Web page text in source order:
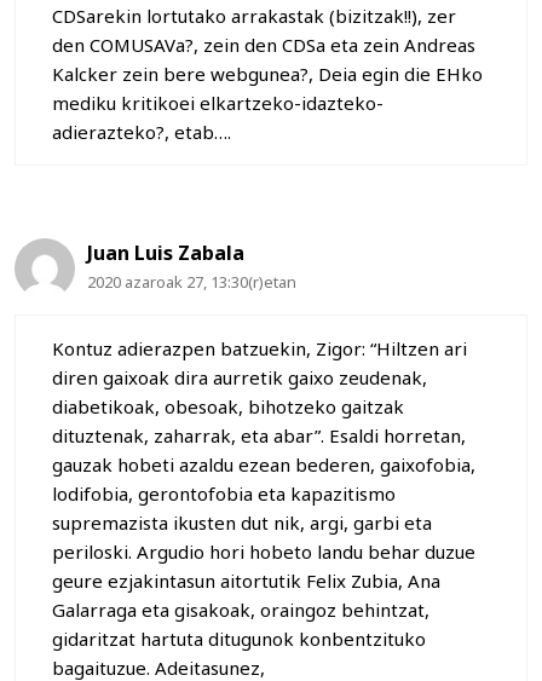
CDSarekin lortutako arrakastak (bizitzak!!), zer
den COMUSAVa?, zein den CDSa eta zein Andreas
Kalcker zein bere webgunea?, Deia egin die EHko
mediku kritikoei elkartzeko-idazteko-
adierazteko?, etab….
Juan Luis Zabala
2020 azaroak 27, 13:30(r)etan
Kontuz adierazpen batzuekin, Zigor: “Hiltzen ari
diren gaixoak dira aurretik gaixo zeudenak,
diabetikoak, obesoak, bihotzeko gaitzak
dituztenak, zaharrak, eta abar”. Esaldi horretan,
gauzak hobeti azaldu ezean bederen, gaixofobia,
lodifobia, gerontofobia eta kapazitismo
supremazista ikusten dut nik, argi, garbi eta
periloski. Argudio hori hobeto landu behar duzue
geure ezjakintasun aitortutik Felix Zubia, Ana
Galarraga eta gisakoak, oraingoz behintzat,
gidaritzat hartuta ditugunok konbentzituko
bagaituzue. Adeitasunez,